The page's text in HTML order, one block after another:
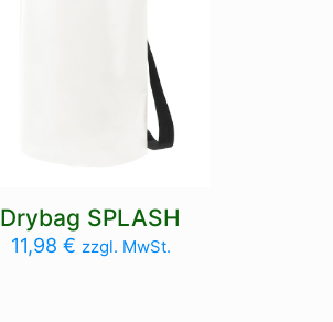
Drybag SPLASH
11,98 € zzgl. MwSt.